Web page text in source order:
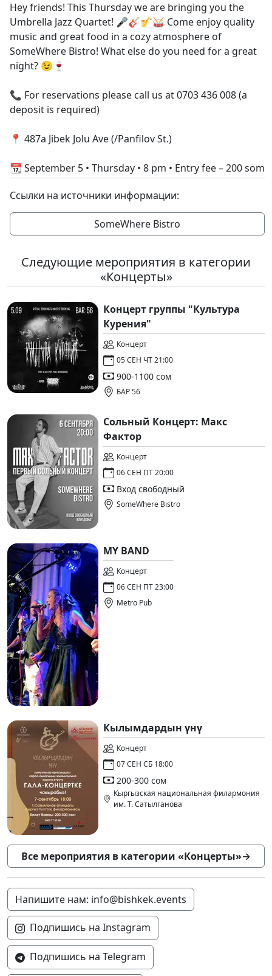
Hey friends! This Thursday we are bringing you the
Umbrella Jazz Quartet! 🎤🎸🎷🥁 Come enjoy quality
music and great food in a cozy atmosphere of
SomeWhere Bistro! What else do you need for a great
night? 😉🍷
📞 For reservations please call us at 0703 436 008 (a
deposit is required)
📍 487a Jibek Jolu Ave (/Panfilov St.)
📆 September 5 • Thursday • 8 pm • Entry fee – 200 som
Ссылки на источники информации:
SomeWhere Bistro
Следующие мероприятия в категории
«Концерты»
Концерт группы "Культура
Курения"
Концерт
05 СЕН ЧТ 21:00
900-1100 сом
БАР 56
Сольный Концерт: Макс
Фактор
Концерт
06 СЕН ПТ 20:00
Вход свободный
SomeWhere Bistro
MY BAND
Концерт
06 СЕН ПТ 23:00
Metro Pub
Кылымдардын үнү
Концерт
07 СЕН СБ 18:00
200-300 сом
Кыргызская национальная филармония
им. Т. Сатылганова
Все мероприятия в категории «Концерты»→
Напишите нам: info@bishkek.events
Подпишись на Instagram
Подпишись на Telegram